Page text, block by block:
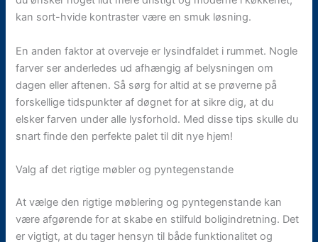
kan sort-hvide kontraster være en smuk løsning.
En anden faktor at overveje er lysindfaldet i rummet. Nogle
farver ser anderledes ud afhængig af belysningen om
dagen eller aftenen. Så sørg for altid at se prøverne på
forskellige tidspunkter af døgnet for at sikre dig, at du
elsker farven under alle lysforhold. Med disse tips skulle du
snart finde den perfekte palet til dit nye hjem!
Valg af det rigtige møbler og pyntegenstande
At vælge den rigtige møblering og pyntegenstande kan
være afgørende for at skabe en stilfuld boligindretning. Det
er vigtigt, at du tager hensyn til både funktionalitet og